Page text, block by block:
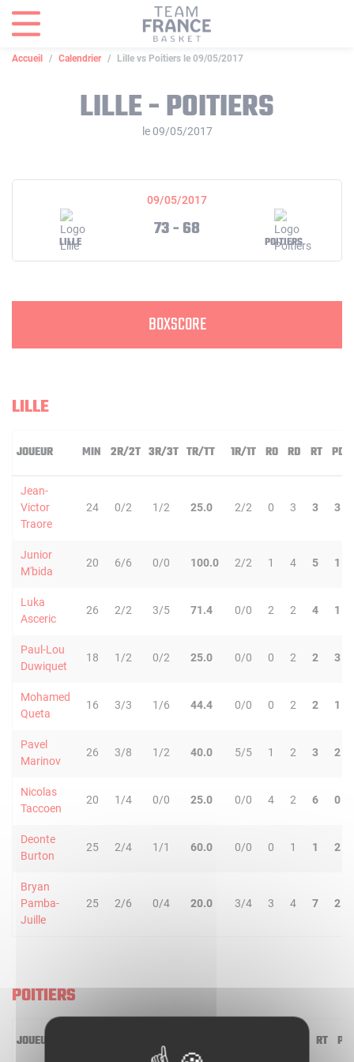
Accueil Calendrier Lille vs Poitiers le 09/05/2017
LILLE - POITIERS
le 09/05/2017
09/05/2017
LILLE
73 - 68
POITIERS
BOXSCORE
LILLE
JOUEUR MIN 2R/2T 3R/3T TR/TT 1R/1T RO RD RT PD
Jean-
Victor
Traore
24 0/2 1/2 25.0 2/2 0 3 3 3
Junior
M'bida
20 6/6 0/0 100.0 2/2 1 4 5 1
Luka
Asceric
26 2/2 3/5 71.4 0/0 2 2 4 1
Paul-Lou
Duwiquet
18 1/2 0/2 25.0 0/0 0 2 2 3
Mohamed
Queta
16 3/3 1/6 44.4 0/0 0 2 2 1
Pavel
Marinov
26 3/8 1/2 40.0 5/5 1 2 3 2
Nicolas
Taccoen
20 1/4 0/0 25.0 0/0 4 2 6 0
Deonte
Burton
25 2/4 1/1 60.0 0/0 0 1 1 2
Bryan
Pamba-
Juille
25 2/6 0/4 20.0 3/4 3 4 7 2
POITIERS
JOUEUR 3R/3T RT PD
Panneau de gestion des cookies